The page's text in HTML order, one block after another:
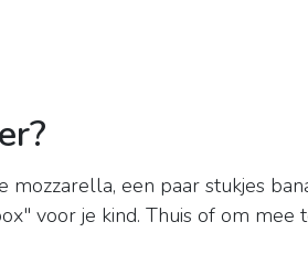
mozzarella, een paar stukjes
voor je kind. Thuis of om mee